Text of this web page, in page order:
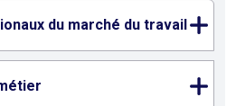
du marché du travail